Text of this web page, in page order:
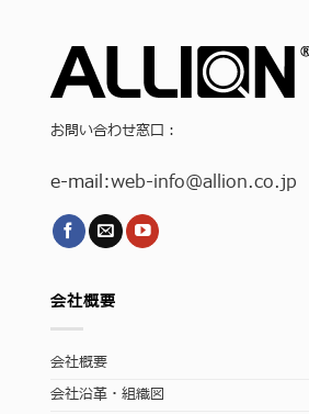
お問い合わせ窓口：
e-mail:web-info@allion.co.jp
会社概要
会社概要
会社沿革・組織図